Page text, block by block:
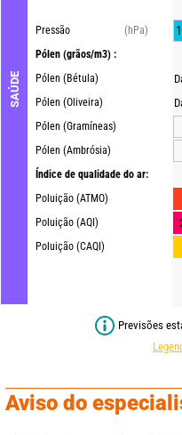
SAÚDE
Pressão
(hPa)
Pólen (grãos/m3) :
Pólen (Bétula)
Pólen (Oliveira)
Pólen (Gramíneas)
Pólen (Ambrósia)
Índice de qualidade do ar:
Poluição (ATMO)
Poluição (AQI)
Poluição (CAQI)
Previsões
Aviso do